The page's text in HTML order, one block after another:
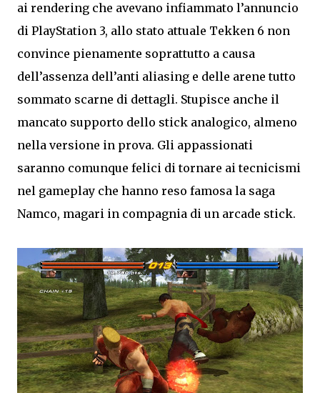
ai rendering che avevano infiammato l’annuncio
di PlayStation 3, allo stato attuale Tekken 6 non
convince pienamente soprattutto a causa
dell’assenza dell’anti aliasing e delle arene tutto
sommato scarne di dettagli. Stupisce anche il
mancato supporto dello stick analogico, almeno
nella versione in prova. Gli appassionati
saranno comunque felici di tornare ai tecnicismi
nel gameplay che hanno reso famosa la saga
Namco, magari in compagnia di un arcade stick.